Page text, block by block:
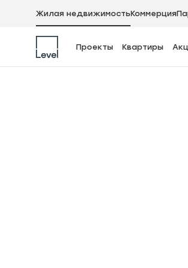
Жилая недвижимостьКоммерция
Проекты Квартиры
4-